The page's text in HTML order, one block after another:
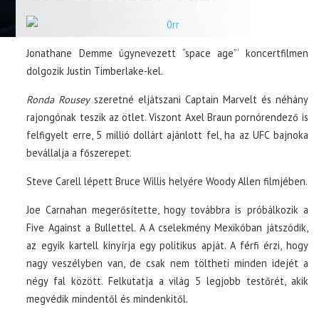
Jonathane Demme úgynevezett “space age”‘ koncertfilmen
dolgozik Justin Timberlake-kel.
Ronda Rouseyszeretné eljátszani Captain Marvelt és néhány
rajongónak teszik az ötlet. Viszont Axel Braun pornórendező is
felfigyelt erre, 5 millió dollárt ajánlott fel, ha az UFC bajnoka
bevállalja a főszerepet.
Steve Carell lépett Bruce Willis helyére Woody Allen filmjében.
Joe Carnahan megerősítette, hogy továbbra is próbálkozik a
Five Against a Bullettel. A A cselekmény Mexikóban játszódik,
az egyik kartell kinyírja egy politikus apját. A férfi érzi, hogy
nagy veszélyben van, de csak nem töltheti minden idejét a
négy fal között. Felkutatja a világ 5 legjobb testőrét, akik
megvédik mindentől és mindenkitől.